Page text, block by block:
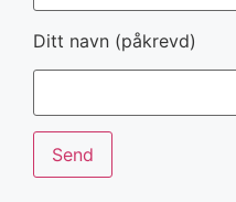
Ditt navn (påkrevd)